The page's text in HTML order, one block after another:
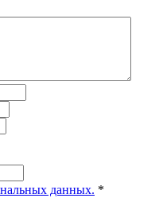
данных. *